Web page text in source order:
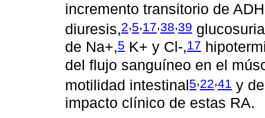
incremento transitorio de
diuresis,2,5,17,38,39
de Na+,5 K+ y Cl-,17
del flujo sanguíneo en el
motilidad intestinal5,22,41 y
impacto clínico de estas RA.